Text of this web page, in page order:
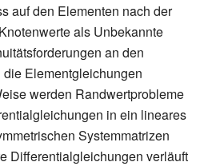
auf den Elementen nach der
als Unbekannte
an den
Elementgleichungen
werden Randwertprobleme
in ein lineares
Systemmatrizen
Differentialgleichungen verläuft